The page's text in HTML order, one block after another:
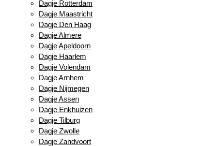
Dagje Rotterdam
Dagje Maastricht
Dagje Den Haag
Dagje Almere
Dagje Apeldoorn
Dagje Haarlem
Dagje Volendam
Dagje Arnhem
Dagje Nijmegen
Dagje Assen
Dagje Enkhuizen
Dagje Tilburg
Dagje Zwolle
Dagje Zandvoort